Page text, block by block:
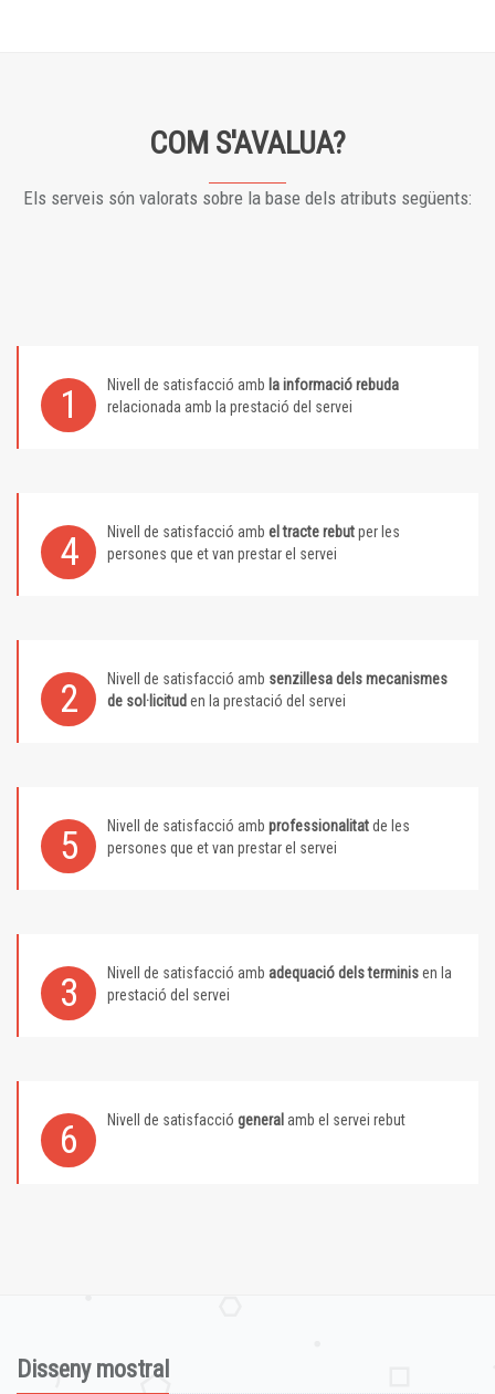
COM S'AVALUA?
Els serveis són valorats sobre la base dels atributs següents:
1 Nivell de satisfacció amb la informació rebuda
relacionada amb la prestació del servei
4 Nivell de satisfacció amb el tracte rebutper les
persones que et van prestar el servei
2 Nivell de satisfacció amb senzillesa dels mecanismes
de sol·licitud en la prestació del servei
5 Nivell de satisfacció amb professionalitatde les
persones que et van prestar el servei
3 Nivell de satisfacció amb adequació dels terminisen la
prestació del servei
6 Nivell de satisfacció general amb el servei rebut
Disseny mostral